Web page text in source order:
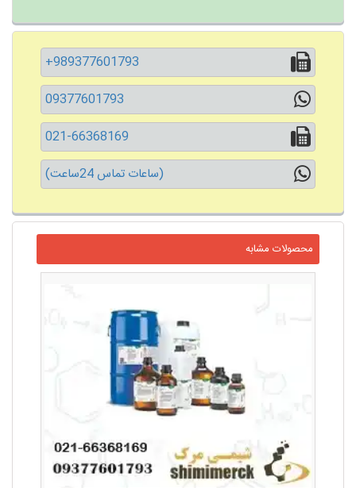
+989377601793
09377601793
021-66368169
(ساعات تماس 24ساعت)
محصولات مشابه